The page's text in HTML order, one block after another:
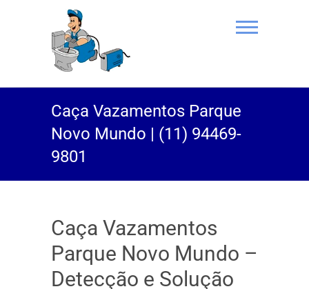
(11) 94469-
9801 |
Desentupidora
Caça Vazamentos Parque
Novo Mundo | (11) 94469-
9801
Caça Vazamentos
Parque Novo Mundo –
Detecção e Solução